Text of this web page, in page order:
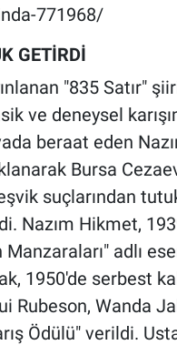
771968/
GETİRDİ
"835 Satır"
ve deneysel
beraat eden
Bursa
suçlarından
Nazım Hikmet,
adlı
1950'de serbest
Rubeson, Wanda
Ödülü" verildi.